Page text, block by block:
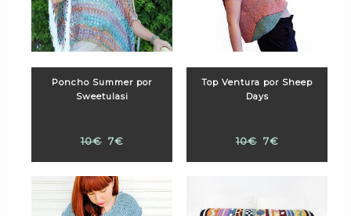
Poncho Summer por
Sweetulasi
10€ 7€
Top Ventura por Sheep
Days
10€ 7€